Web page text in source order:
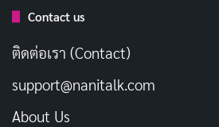
Contact us
ติดต่อเรา (Contact)
support@nanitalk.com
About Us